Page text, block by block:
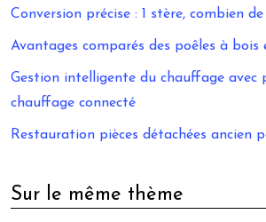
Conversion précise : 1 stère, combien
Avantages comparés des poêles à bois
Gestion intelligente du chauffage avec
chauffage connecté
Restauration pièces détachées ancien
Sur le même thème